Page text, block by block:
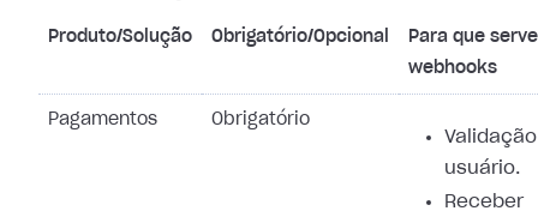
Produto/Solução Obrigatório/Opcional
Para que
webhooks
Pagamentos Obrigatório
usuário.
Receber